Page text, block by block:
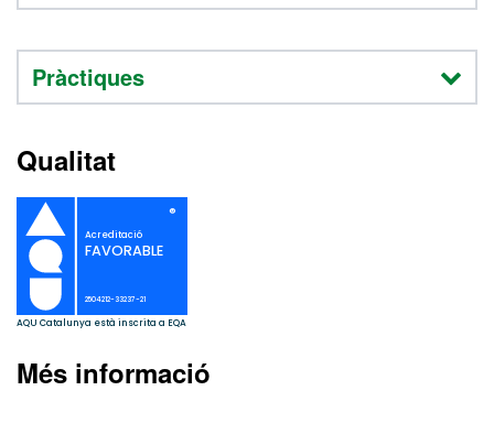
Pràctiques
Qualitat
Més informació